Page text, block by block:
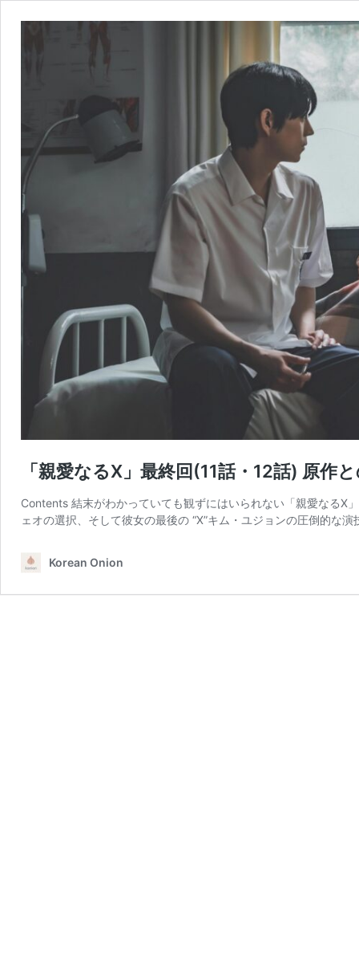
「親愛なるX」最終回(11話・12話) 原作
Contents 結末がわかっていても観ずにはいられない「親愛なるX
ェオの選択、そして彼女の最後の “X”キム・ユジョンの圧倒的な
Korean Onion